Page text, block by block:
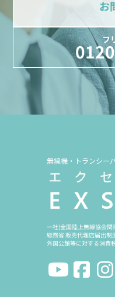
お
フ
無線機・トランシー
一社)全国陸上無線協会
総務省 販売代理店届出
外国公館等に対する消費